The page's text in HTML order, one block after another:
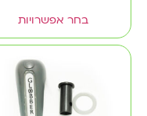
בחר אפשרויות